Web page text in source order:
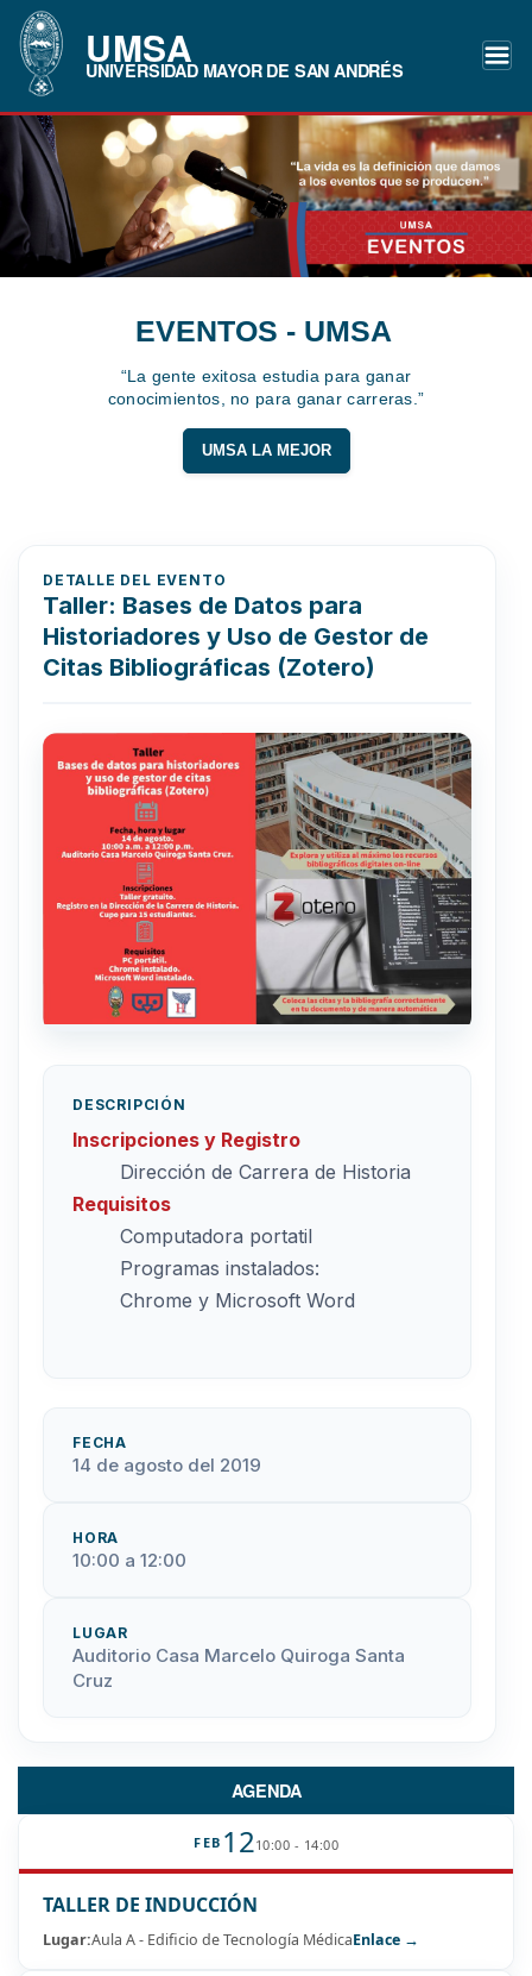
UMSA
UNIVERSIDAD MAYOR DE SAN ANDRÉS
EVENTOS - UMSA
“La gente exitosa estudia para ganar
conocimientos, no para ganar carreras.”
UMSA LA MEJOR
DETALLE DEL EVENTO
Taller: Bases de Datos para
Historiadores y Uso de Gestor de
Citas Bibliográficas (Zotero)
DESCRIPCIÓN
Inscripciones y Registro
Dirección de Carrera de Historia
Requisitos
Computadora portatil
Programas instalados:
Chrome y Microsoft Word
FECHA
14 de agosto del 2019
HORA
10:00 a 12:00
LUGAR
Auditorio Casa Marcelo Quiroga Santa
Cruz
AGENDA
FEB 1210:00 - 14:00
TALLER DE INDUCCIÓN
Lugar:Aula A - Edificio de Tecnología MédicaEnlace →